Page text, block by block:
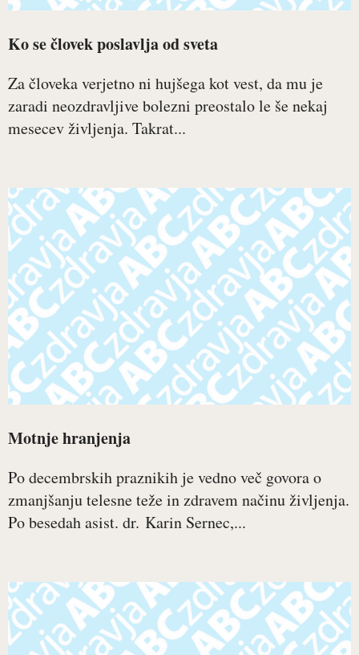
Ko se človek poslavlja od sveta
Za človeka verjetno ni hujšega kot vest, da mu je
zaradi neozdravljive bolezni preostalo le še nekaj
mesecev življenja. Takrat...
Motnje hranjenja
Po decembrskih praznikih je vedno več govora o
zmanjšanju telesne teže in zdravem načinu življenja.
Po besedah asist. dr. Karin Sernec,...